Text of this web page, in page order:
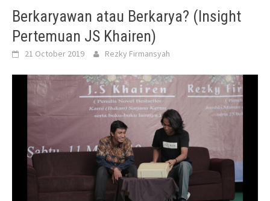
Berkaryawan atau Berkarya? (Insight
Pertemuan JS Khairen)
21 October 2019 Rezky Firmansyah